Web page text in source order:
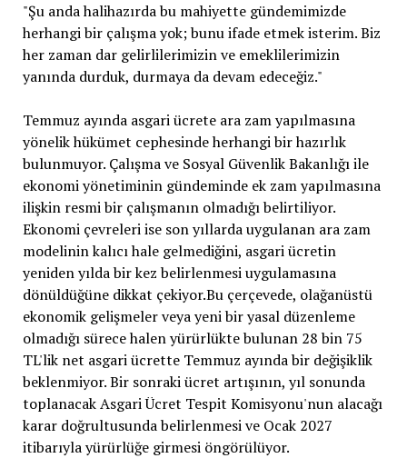
"Şu anda halihazırda bu mahiyette gündemimizde
herhangi bir çalışma yok; bunu ifade etmek isterim. Biz
her zaman dar gelirlilerimizin ve emeklilerimizin
yanında durduk, durmaya da devam edeceğiz."
Temmuz ayında asgari ücrete ara zam yapılmasına
yönelik hükümet cephesinde herhangi bir hazırlık
bulunmuyor. Çalışma ve Sosyal Güvenlik Bakanlığı ile
ekonomi yönetiminin gündeminde ek zam yapılmasına
ilişkin resmi bir çalışmanın olmadığı belirtiliyor.
Ekonomi çevreleri ise son yıllarda uygulanan ara zam
modelinin kalıcı hale gelmediğini, asgari ücretin
yeniden yılda bir kez belirlenmesi uygulamasına
dönüldüğüne dikkat çekiyor.Bu çerçevede, olağanüstü
ekonomik gelişmeler veya yeni bir yasal düzenleme
olmadığı sürece halen yürürlükte bulunan 28 bin 75
TL'lik net asgari ücrette Temmuz ayında bir değişiklik
beklenmiyor. Bir sonraki ücret artışının, yıl sonunda
toplanacak Asgari Ücret Tespit Komisyonu'nun alacağı
karar doğrultusunda belirlenmesi ve Ocak 2027
itibarıyla yürürlüğe girmesi öngörülüyor.